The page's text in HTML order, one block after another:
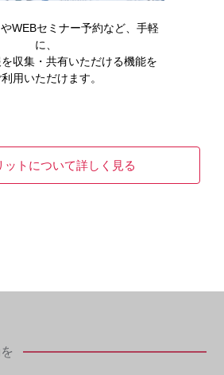
る瞬間は、他の手術ではあまり聞い
がんなどの手術で患部を切除した手
、腎移植には「成功した」、「これ
な瞬間があるんです。
植後は天国にいるようです」と言わ
WEBセミナー予約など、手軽
に、
収集・共有いただける機能を
用いただけます。
ットについて詳しく見る